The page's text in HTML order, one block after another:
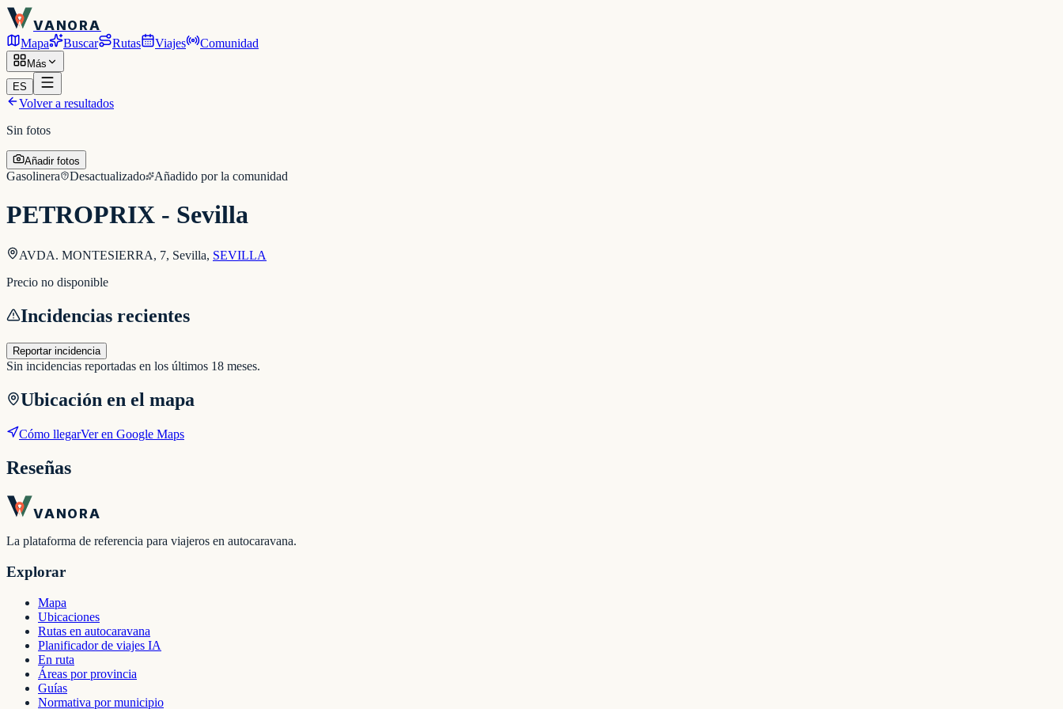
VANORA
Mapa Buscar Rutas Viajes Comunidad
Más
ES
Volver a resultados
Sin fotos
Añadir fotos
Gasolinera Desactualizado Añadido por la comunidad
PETROPRIX - Sevilla
AVDA. MONTESIERRA, 7, Sevilla, SEVILLA
Precio no disponible
Incidencias recientes
Reportar incidencia
Sin incidencias reportadas en los últimos 18 meses.
Ubicación en el mapa
Cómo llegarVer en Google Maps
Reseñas
VANORA
La plataforma de referencia para viajeros en autocaravana.
Explorar
Mapa
Ubicaciones
Rutas en autocaravana
Planificador de viajes IA
En ruta
Áreas por provincia
Guías
Normativa por municipio